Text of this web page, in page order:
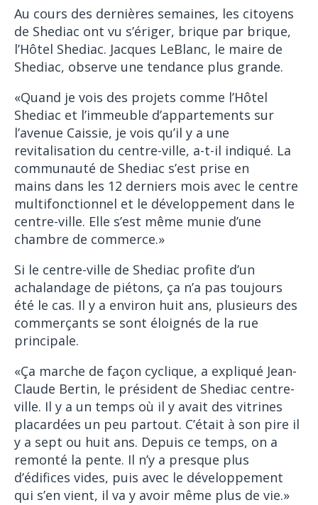
Au cours des dernières semaines, les citoyens
de Shediac ont vu s’ériger, brique par brique,
l’Hôtel Shediac. Jacques LeBlanc, le maire de
Shediac, observe une tendance plus grande.
«Quand je vois des projets comme l’Hôtel
Shediac et l’immeuble d’appartements sur
l’avenue Caissie, je vois qu’il y a une
revitalisation du centre-ville, a-t-il indiqué. La
communauté de Shediac s’est prise en
mains dans les 12 derniers mois avec le centre
multifonctionnel et le développement dans le
centre-ville. Elle s’est même munie d’une
chambre de commerce.»
Si le centre-ville de Shediac profite d’un
achalandage de piétons, ça n’a pas toujours
été le cas. Il y a environ huit ans, plusieurs des
commerçants se sont éloignés de la rue
principale.
«Ça marche de façon cyclique, a expliqué Jean-
Claude Bertin, le président de Shediac centre-
ville. Il y a un temps où il y avait des vitrines
placardées un peu partout. C’était à son pire il
y a sept ou huit ans. Depuis ce temps, on a
remonté la pente. Il n’y a presque plus
d’édifices vides, puis avec le développement
qui s’en vient, il va y avoir même plus de vie.»